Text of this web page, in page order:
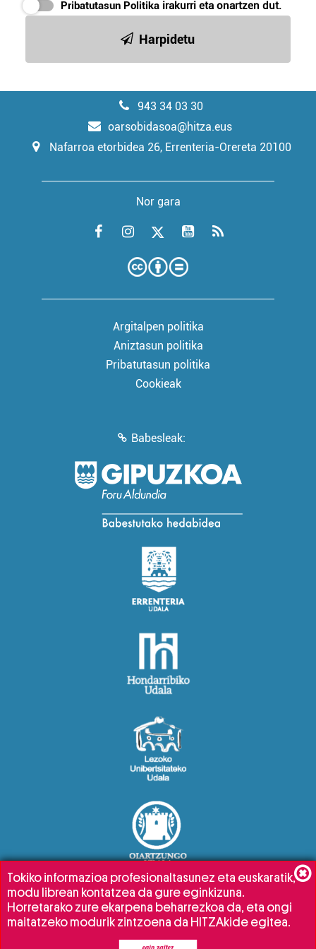
Pribatutasun Politika irakurri eta onartzen dut.
Harpidetu
943 34 03 30
oarsobidasoa@hitza.eus
Nafarroa etorbidea 26, Errenteria-Orereta 20100
Nor gara
Argitalpen politika
Aniztasun politika
Pribatutasun politika
Cookieak
Babesleak:
Tokiko informazioa profesionaltasunez eta euskaratik,
modu librean kontatzea da gure eginkizuna.
Horretarako zure ekarpena beharrezkoa da, eta ongi
maitatzeko modurik zintzoena da HITZAkide egitea.